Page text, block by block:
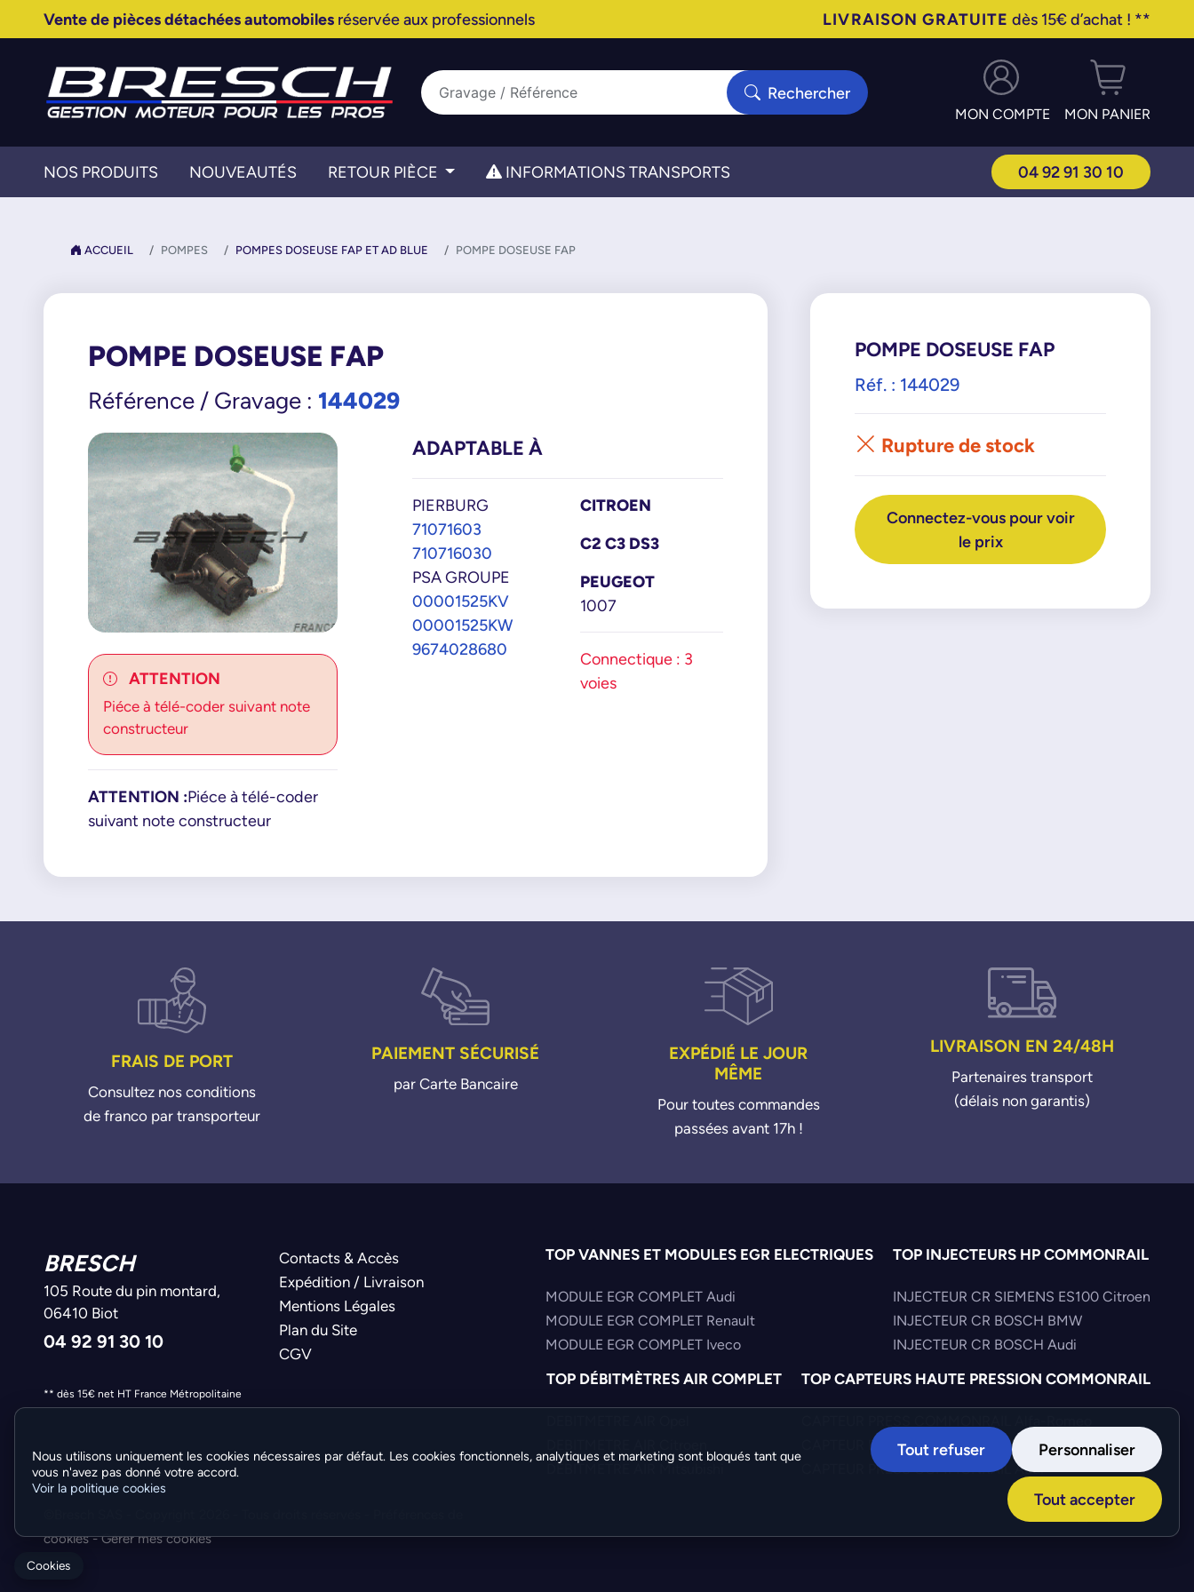
Vente de pièces détachées automobilesréservée aux professionnels LIVRAISON GRATUITE dès 15€ d’achat ! **
Rechercher
MON COMPTE MON PANIER
NOS PRODUITS NOUVEAUTÉS RETOUR PIÈCE INFORMATIONS TRANSPORTS 04 92 91 30 10
ACCUEIL POMPES POMPES DOSEUSE FAP ET AD BLUE POMPE DOSEUSE FAP
POMPE DOSEUSE FAP
Référence / Gravage : 144029
ATTENTION
Piéce à télé-coder suivant note
constructeur
ATTENTION :Piéce à télé-coder
suivant note constructeur
ADAPTABLE À
PIERBURG
71071603
710716030
PSA GROUPE
00001525KV
00001525KW
9674028680
CITROEN
C2 C3 DS3
PEUGEOT
1007
Connectique : 3
voies
POMPE DOSEUSE FAP
Réf. : 144029
Rupture de stock
Connectez-vous pour voir
le prix
FRAIS DE PORT
Consultez nos conditions
de franco par transporteur
PAIEMENT SÉCURISÉ
par Carte Bancaire
EXPÉDIÉ LE JOUR
MÊME
Pour toutes commandes
passées avant 17h !
LIVRAISON EN 24/48H
Partenaires transport
(délais non garantis)
BRESCH
105 Route du pin montard,
06410 Biot
04 92 91 30 10
Contacts & Accès
Expédition / Livraison
Mentions Légales
Plan du Site
CGV
** dès 15€ net HT France Métropolitaine
TOP VANNES ET MODULES EGR ELECTRIQUES
MODULE EGR COMPLET Audi
MODULE EGR COMPLET Renault
MODULE EGR COMPLET Iveco
TOP INJECTEURS HP COMMONRAIL
INJECTEUR CR SIEMENS ES100 Citroen
INJECTEUR CR BOSCH BMW
INJECTEUR CR BOSCH Audi
TOP DÉBITMÈTRES AIR COMPLET TOP CAPTEURS HAUTE PRESSION COMMONRAIL
CAPTEUR PRESS COMMONRAIL Iveco
CAPTEUR PRESS COMMONRAIL Audi
cookies-Gérer mes cookies
Création :
Cookies
Nous utilisons uniquement les cookies nécessaires par défaut. Les cookies fonctionnels, analytiques et marketing sont bloqués tant que
vous n'avez pas donné votre accord.
Voir la politique cookies
Tout refuser Personnaliser
Tout accepter